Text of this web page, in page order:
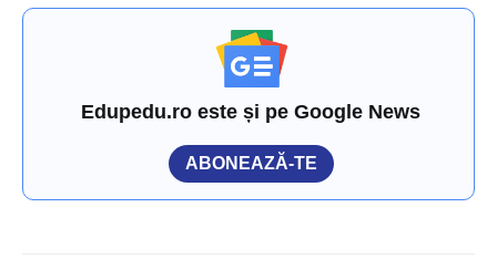
Edupedu.ro este și pe Google News
ABONEAZĂ-TE